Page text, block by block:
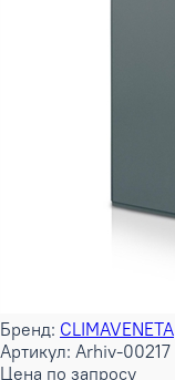
Бренд: CLIMAVENETA
Артикул: Arhiv-00217
Цена по запросу